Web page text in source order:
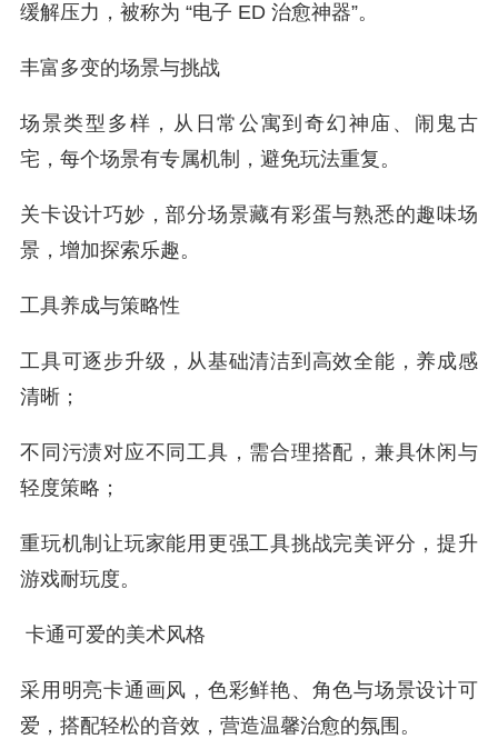
缓解压力，被称为 “电子 ED 治愈神器”。
丰富多变的场景与挑战
场景类型多样，从日常公寓到奇幻神庙、闹鬼古
宅，每个场景有专属机制，避免玩法重复。
关卡设计巧妙，部分场景藏有彩蛋与熟悉的趣味场
景，增加探索乐趣。
工具养成与策略性
工具可逐步升级，从基础清洁到高效全能，养成感
清晰；
不同污渍对应不同工具，需合理搭配，兼具休闲与
轻度策略；
重玩机制让玩家能用更强工具挑战完美评分，提升
游戏耐玩度。
卡通可爱的美术风格
采用明亮卡通画风，色彩鲜艳、角色与场景设计可
爱，搭配轻松的音效，营造温馨治愈的氛围。